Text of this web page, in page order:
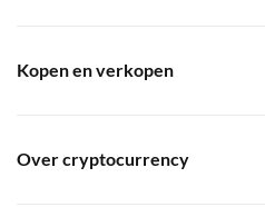
Kopen en verkopen
Over cryptocurrency